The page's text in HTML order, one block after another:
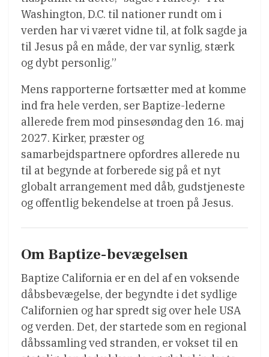
Washington, D.C. til nationer rundt om i
verden har vi været vidne til, at folk sagde ja
til Jesus på en måde, der var synlig, stærk
og dybt personlig.”
Mens rapporterne fortsætter med at komme
ind fra hele verden, ser Baptize-lederne
allerede frem mod pinsesøndag den 16. maj
2027. Kirker, præster og
samarbejdspartnere opfordres allerede nu
til at begynde at forberede sig på et nyt
globalt arrangement med dåb, gudstjeneste
og offentlig bekendelse at troen på Jesus.
Om Baptize-bevægelsen
Baptize California er en del af en voksende
dåbsbevægelse, der begyndte i det sydlige
Californien og har spredt sig over hele USA
og verden. Det, der startede som en regional
dåbssamling ved stranden, er vokset til en